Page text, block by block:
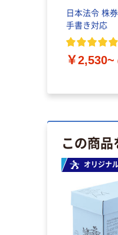
日本法令 株
手書き対応
￥2,530~
この商
オリジナ